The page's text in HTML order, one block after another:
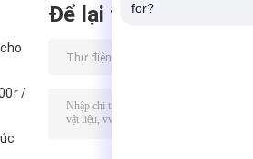
/
Để lại tin nhắn
for?